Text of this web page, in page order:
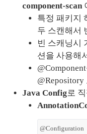
component-scan
특정 패키지
두 스캔해서
빈 스캐닝시
션을 사용해
Java Config 로
@Configuration